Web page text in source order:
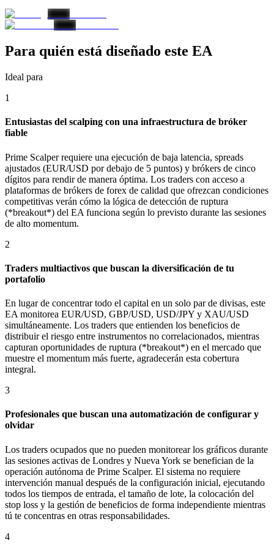
Para quién está diseñado este EA
Ideal para
1
Entusiastas del scalping con una infraestructura de bróker
fiable
Prime Scalper requiere una ejecución de baja latencia, spreads
ajustados (EUR/USD por debajo de 5 puntos) y brókers de cinco
dígitos para rendir de manera óptima. Los traders con acceso a
plataformas de brókers de forex de calidad que ofrezcan condiciones
competitivas verán cómo la lógica de detección de ruptura
(*breakout*) del EA funciona según lo previsto durante las sesiones
de alto momentum.
2
Traders multiactivos que buscan la diversificación de tu
portafolio
En lugar de concentrar todo el capital en un solo par de divisas, este
EA monitorea EUR/USD, GBP/USD, USD/JPY y XAU/USD
simultáneamente. Los traders que entienden los beneficios de
distribuir el riesgo entre instrumentos no correlacionados, mientras
capturan oportunidades de ruptura (*breakout*) en el mercado que
muestre el momentum más fuerte, agradecerán esta cobertura
integral.
3
Profesionales que buscan una automatización de configurar y
olvidar
Los traders ocupados que no pueden monitorear los gráficos durante
las sesiones activas de Londres y Nueva York se benefician de la
operación autónoma de Prime Scalper. El sistema no requiere
intervención manual después de la configuración inicial, ejecutando
todos los tiempos de entrada, el tamaño de lote, la colocación del
stop loss y la gestión de beneficios de forma independiente mientras
tú te concentras en otras responsabilidades.
4